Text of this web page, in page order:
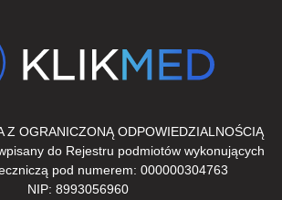
Z OGRANICZONĄ ODPOWIEDZIALNOŚCIĄ
do Rejestru podmiotów wykonujących
pod numerem: 000000304763
NIP: 8993056960